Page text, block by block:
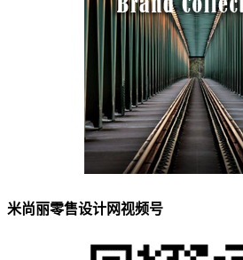
米尚丽零售设计网视频号